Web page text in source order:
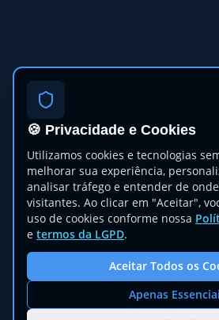
🍪 Privacidade e Cookies
Utilizamos cookies e tecnologias
melhorar sua experiência,
analisar tráfego e entender de
visitantes. Ao clicar em "Aceitar",
uso de cookies conforme nossa
e termos da LGPD.
Aceitar Todos os
Apenas